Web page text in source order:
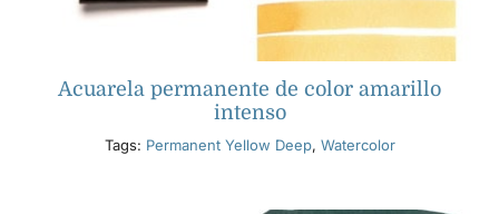
Contáctanos
Suscribir
Acuarela permanente de color amarillo
intenso
Tags: Permanent Yellow Deep, Watercolor